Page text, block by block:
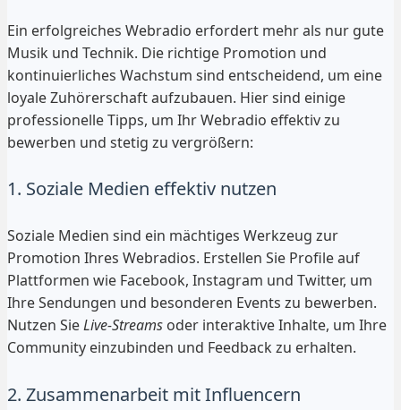
Ein erfolgreiches Webradio erfordert mehr als nur gute
Musik und Technik. Die richtige Promotion und
kontinuierliches Wachstum sind entscheidend, um eine
loyale Zuhörerschaft aufzubauen. Hier sind einige
professionelle Tipps, um Ihr Webradio effektiv zu
bewerben und stetig zu vergrößern:
1. Soziale Medien effektiv nutzen
Soziale Medien sind ein mächtiges Werkzeug zur
Promotion Ihres Webradios. Erstellen Sie Profile auf
Plattformen wie Facebook, Instagram und Twitter, um
Ihre Sendungen und besonderen Events zu bewerben.
Nutzen SieLive-Streams oder interaktive Inhalte, um Ihre
Community einzubinden und Feedback zu erhalten.
2. Zusammenarbeit mit Influencern